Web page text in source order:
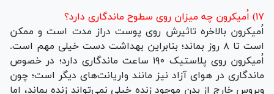
۱۷) اُمیکرون چه میزان روی سطوح ماندگاری دارد؟
اُمیکرون بالاخره تاثیرش روی پوست دراز مدت است و ممکن
است تا ۸ روز بماند؛ بنابراین بهداشت دست خیلی مهم است.
اُمیکرون روی پلاستیک ۱۹۰ ساعت ماندگاری دارد؛ در خصوص
ماندگاری در هوای آزاد نیز مانند واریانت‌های دیگر است؛ چون
ویروس خارج از بدن موجود زنده خیلی نمی‌تواند زنده بماند، اما